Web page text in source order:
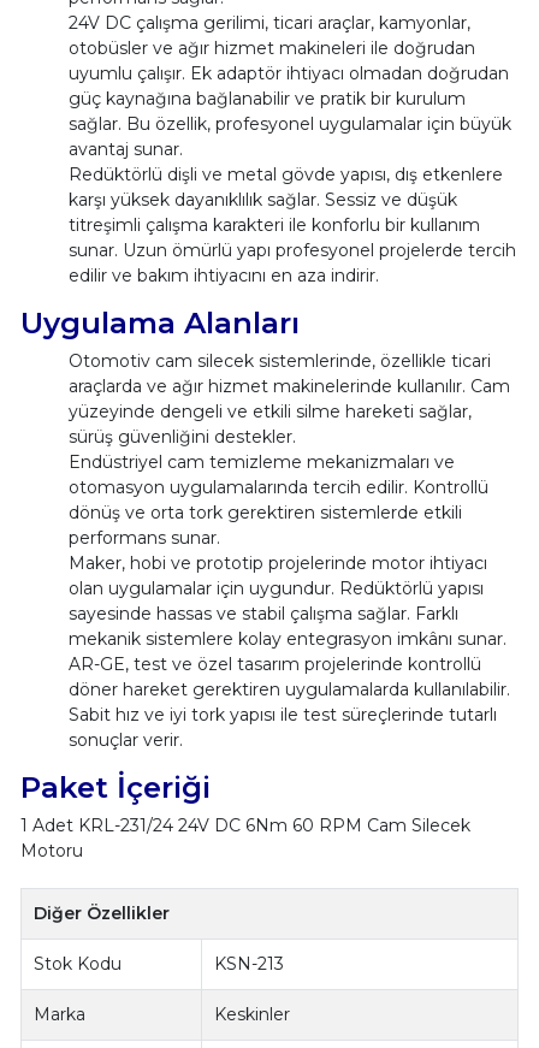
24V DC çalışma gerilimi, ticari araçlar, kamyonlar,
otobüsler ve ağır hizmet makineleri ile doğrudan
uyumlu çalışır. Ek adaptör ihtiyacı olmadan doğrudan
güç kaynağına bağlanabilir ve pratik bir kurulum
sağlar. Bu özellik, profesyonel uygulamalar için büyük
avantaj sunar.
Redüktörlü dişli ve metal gövde yapısı, dış etkenlere
karşı yüksek dayanıklılık sağlar. Sessiz ve düşük
titreşimli çalışma karakteri ile konforlu bir kullanım
sunar. Uzun ömürlü yapı profesyonel projelerde tercih
edilir ve bakım ihtiyacını en aza indirir.
Uygulama Alanları
Otomotiv cam silecek sistemlerinde, özellikle ticari
araçlarda ve ağır hizmet makinelerinde kullanılır. Cam
yüzeyinde dengeli ve etkili silme hareketi sağlar,
sürüş güvenliğini destekler.
Endüstriyel cam temizleme mekanizmaları ve
otomasyon uygulamalarında tercih edilir. Kontrollü
dönüş ve orta tork gerektiren sistemlerde etkili
performans sunar.
Maker, hobi ve prototip projelerinde motor ihtiyacı
olan uygulamalar için uygundur. Redüktörlü yapısı
sayesinde hassas ve stabil çalışma sağlar. Farklı
mekanik sistemlere kolay entegrasyon imkânı sunar.
AR-GE, test ve özel tasarım projelerinde kontrollü
döner hareket gerektiren uygulamalarda kullanılabilir.
Sabit hız ve iyi tork yapısı ile test süreçlerinde tutarlı
sonuçlar verir.
Paket İçeriği
1 Adet KRL-231/24 24V DC 6Nm 60 RPM Cam Silecek
Motoru
Diğer Özellikler
Stok Kodu KSN-213
Marka Keskinler